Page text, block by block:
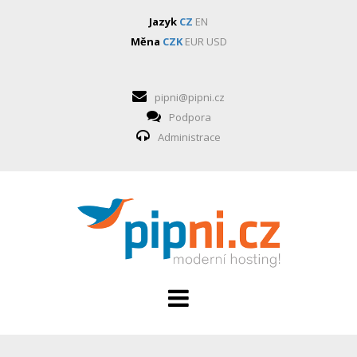
Jazyk CZ EN
Měna CZK EUR USD
pipni@pipni.cz
Podpora
Administrace